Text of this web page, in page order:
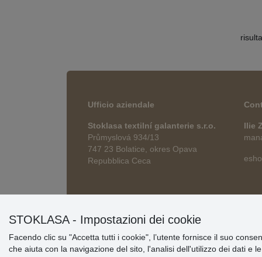
Ufficio aziendale
Stoklasa textilní galanterie s.r.o.
Průmyslová 934/13
747 23 Bolatice, okres Opava
Repubblica Ceca
Ilie
STOKLASA - Impostazioni dei cookie
Facendo clic su "Accetta tutti i cookie", l’utente fornisce il suo
che aiuta con la navigazione del sito, l'analisi dell'utilizzo dei dati e